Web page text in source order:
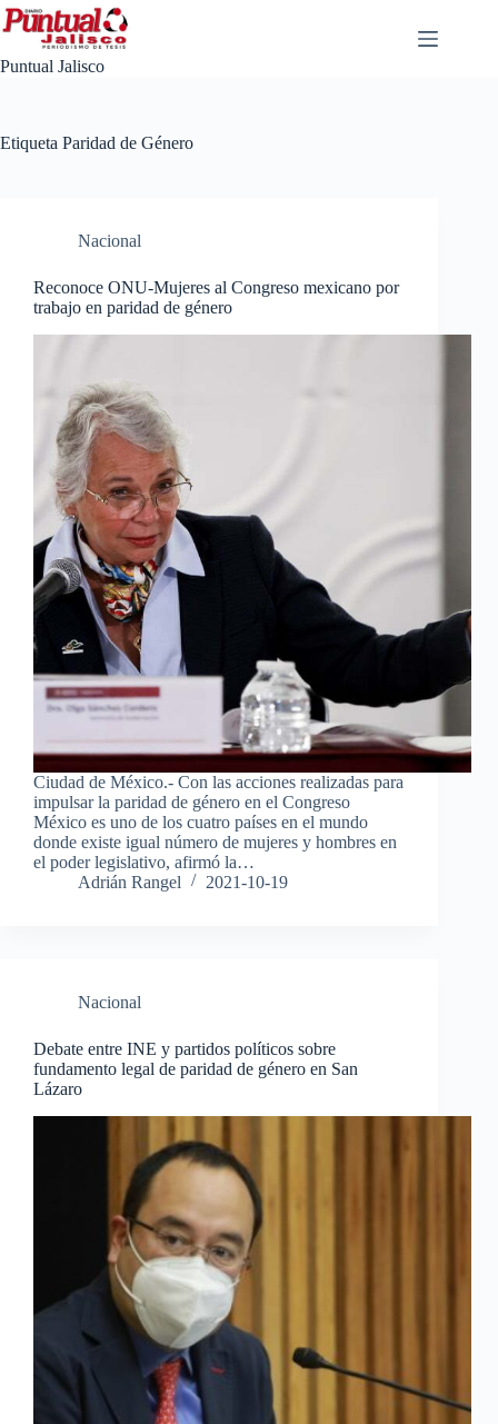
Saltar
al
contenido
Puntual Jalisco
Etiqueta Paridad de Género
Nacional
Reconoce ONU-Mujeres al Congreso mexicano por
trabajo en paridad de género
Ciudad de México.- Con las acciones realizadas para
impulsar la paridad de género en el Congreso
México es uno de los cuatro países en el mundo
donde existe igual número de mujeres y hombres en
el poder legislativo, afirmó la…
Adrián Rangel
2021-10-19
Nacional
Debate entre INE y partidos políticos sobre
fundamento legal de paridad de género en San
Lázaro